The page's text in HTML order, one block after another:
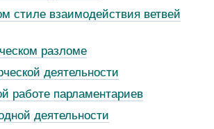
стиле взаимодействия ветвей
разломе
деятельности
работе парламентариев
деятельности